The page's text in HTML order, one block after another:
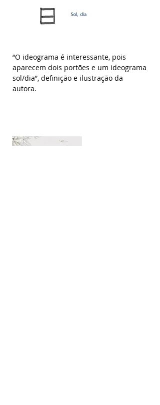
“O ideograma é interessante, pois
aparecem dois portões e um ideograma
sol/dia”, definição e ilustração da
autora.